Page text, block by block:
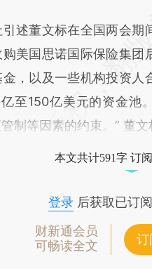
董文标在全国两会期
美国思诺国际保险集
，以及一些机构投资
至150亿美元的资金池
制等因素的约束。” 董文
本文共计591字 订
登录后获取已订
财新通会员
可畅读全文
订